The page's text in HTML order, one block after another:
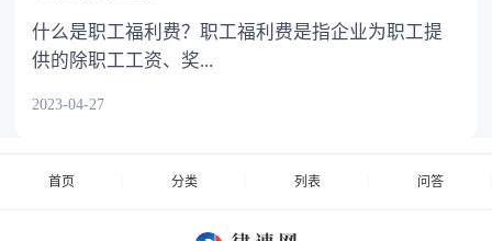
什么是职工福利费？职工福利费是指企业为职工提
供的除职工工资、奖...
2023-04-27
首页 分类 列表 问答